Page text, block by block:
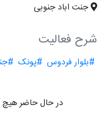
جنت اباد جنوبی
شرح فعالیت
#بلوار فردوس #پونک
در حال حاضر